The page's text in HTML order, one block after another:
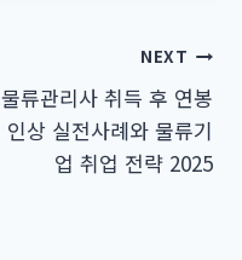
NEXT
물류관리사 취득 후 연봉
인상 실전사례와 물류기
업 취업 전략 2025